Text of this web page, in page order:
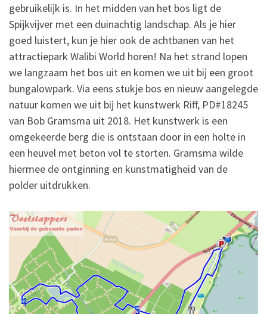
gebruikelijk is. In het midden van het bos ligt de
Spijkvijver met een duinachtig landschap. Als je hier
goed luistert, kun je hier ook de achtbanen van het
attractiepark Walibi World horen! Na het strand lopen
we langzaam het bos uit en komen we uit bij een groot
bungalowpark. Via eens stukje bos en nieuw aangelegde
natuur komen we uit bij het kunstwerk Riff, PD#18245
van Bob Gramsma uit 2018. Het kunstwerk is een
omgekeerde berg die is ontstaan door in een holte in
een heuvel met beton vol te storten. Gramsma wilde
hiermee de ontginning en kunstmatigheid van de
polder uitdrukken.